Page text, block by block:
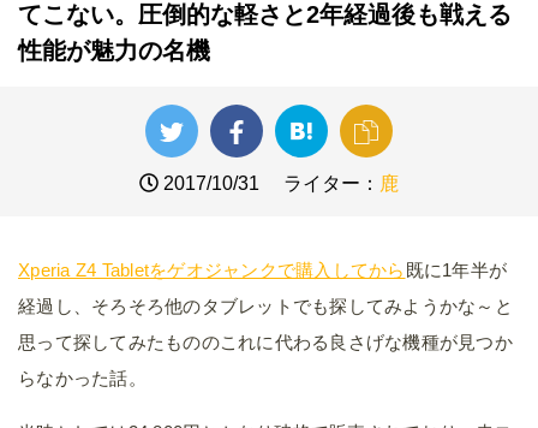
てこない。圧倒的な軽さと2年経過後も戦える
性能が魅力の名機
2017/10/31 ライター： 鹿
Xperia Z4 Tabletをゲオジャンクで購入してから 既に1年半が
経過し、そろそろ他のタブレットでも探してみようかな～と
思って探してみたもののこれに代わる良さげな機種が見つか
らなかった話。